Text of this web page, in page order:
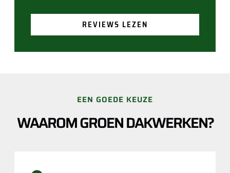
REVIEWS LEZEN
EEN GOEDE KEUZE
WAAROM GROEN DAKWERKEN?